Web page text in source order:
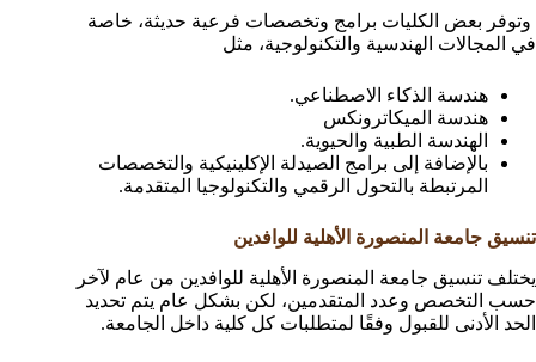
وتوفر بعض الكليات برامج وتخصصات فرعية حديثة، خاصة
في المجالات الهندسية والتكنولوجية، مثل
هندسة الذكاء الاصطناعي.
هندسة الميكاترونكس
الهندسة الطبية والحيوية.
بالإضافة إلى برامج الصيدلة الإكلينيكية والتخصصات
المرتبطة بالتحول الرقمي والتكنولوجيا المتقدمة.
تنسيق جامعة المنصورة الأهلية للوافدين
يختلف تنسيق جامعة المنصورة الأهلية للوافدين من عام لآخر
حسب التخصص وعدد المتقدمين، لكن بشكل عام يتم تحديد
الحد الأدنى للقبول وفقًا لمتطلبات كل كلية داخل الجامعة.